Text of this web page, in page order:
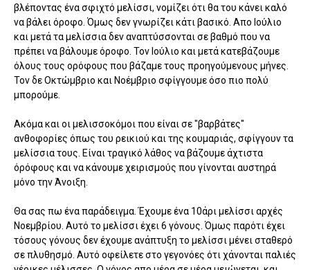
βλέποντας ένα σφιχτό μελίσσι, νομίζει ότι θα του κάνει καλό
να βάλει όροφο. Όμως δεν γνωρίζει κάτι βασικό. Απο Ιούλιο
και μετά τα μελίσσια δεν αναπτύσσονται σε βαθμό που να
πρέπει να βάλουμε όροφο. Τον Ιούλιο και μετά κατεβάζουμε
όλους τους ορόφους που βάζαμε τους προηγούμενους μήνες.
Τον δε Οκτώμβριο και Νοέμβριο σφίγγουμε όσο πιο πολύ
μπορούμε.
Ακόμα και οι μελισσοκόμοι που είναι σε "βαρβάτες"
ανθοφορίες όπως του ρεικιού και της κουμαριάς, σφίγγουν τα
μελίσσια τους. Είναι τραγικό λάθος να βάζουμε άχτιστα
όρόφους και να κάνουμε χειρισμούς που γίνονται αυστηρά
μόνο την Άνοιξη.
Θα σας πω ένα παράδειγμα. Έχουμε ένα 10άρι μελίσσι αρχές
Νοεμβρίου. Αυτό το μελίσσι έχει 6 γόνους. Όμως παρότι έχει
τόσους γόνους δεν έχουμε ανάπτυξη το μελίσσι μένει σταθερό
σε πλυθησμό. Αυτό οφείλετε στο γεγονόες ότι χάνονται παλιές